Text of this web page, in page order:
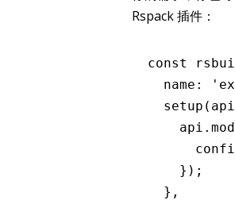
Rspack 插件：
const
  name
:
  setup
    api
    });
  }
,